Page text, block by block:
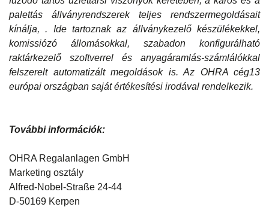
palettás állványrendszerek teljes rendszermegoldásait
kínálja, . Ide tartoznak az állványkezelő készülékekkel,
komissiózó állomásokkal, szabadon konfigurálható
raktárkezelő szoftverrel és anyagáramlás-számlálókkal
felszerelt automatizált megoldások is. Az OHRA cég13
európai országban saját értékesítési irodával rendelkezik.
További információk:
OHRA Regalanlagen GmbH
Marketing osztály
Alfred-Nobel-Straße 24-44
D-50169 Kerpen